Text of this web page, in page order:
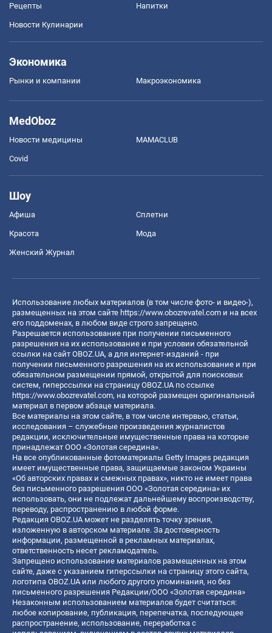
Рецепты Напитки
Новости Кулинарии
Экономика
Рынки и компании Mакроэкономика
MedOboz
Новости медицины MAMACLUB
Covid
Шоу
Афиша Сплетни
Красота Мода
Женский Журнал
Использование любых материалов (в том числе фото- и видео-),
размещенных на этом сайте https://www.obozrevatel.com и на всех
его поддоменах, в любом виде строго запрещено.
Разрешается использование при получении письменного
разрешения на их использование и при условии обязательной
ссылки на сайт OBOZ.UA, а для интернет-изданий - при
получении письменного разрешения на их использование и при
обязательном размещении прямой, открытой для поисковых
систем, гиперссылки на страницу OBOZ.UA по ссылке
https://www.obozrevatel.com, на которой размещен оригинальный
материал в первом абзаце материала.
Все материалы на этом сайте, в том числе интервью, статьи,
исследования – служебные произведения журналистов
редакции, исключительные имущественные права на которые
принадлежат ООО «Золотая середина».
На все опубликованные фотоматериалы Getty Images редакция
имеет имущественные права, защищаемые законом Украины
«Об авторских правах и смежных правах», никто не имеет права
без письменного разрешения ООО «Золотая середина» их
использовать, они не подлежат дальнейшему воспроизводству,
переводу, распространению в любой форме.
Редакция OBOZ.UA может не разделять точку зрения,
изложенную в авторском материале. За достоверность
информации, размещенной в рекламных материалах,
ответственность несет рекламодатель.
Запрещено использование материалов размещенных на этом
сайте, даже с указанием гиперссылки на страницу этого сайта,
логотипа OBOZ.UA или любого другого упоминания, но без
письменного разрешения Редакции/ООО «Золотая середина»
Незаконным использованием материалов будет считаться:
любое копирование, публикация, перепечатка, последующее
распространение, использование, переработка с